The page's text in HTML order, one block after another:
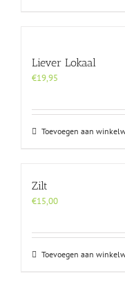
Liever Lokaal
€19,95
Toevoegen aan
Zilt
€15,00
Toevoegen aan